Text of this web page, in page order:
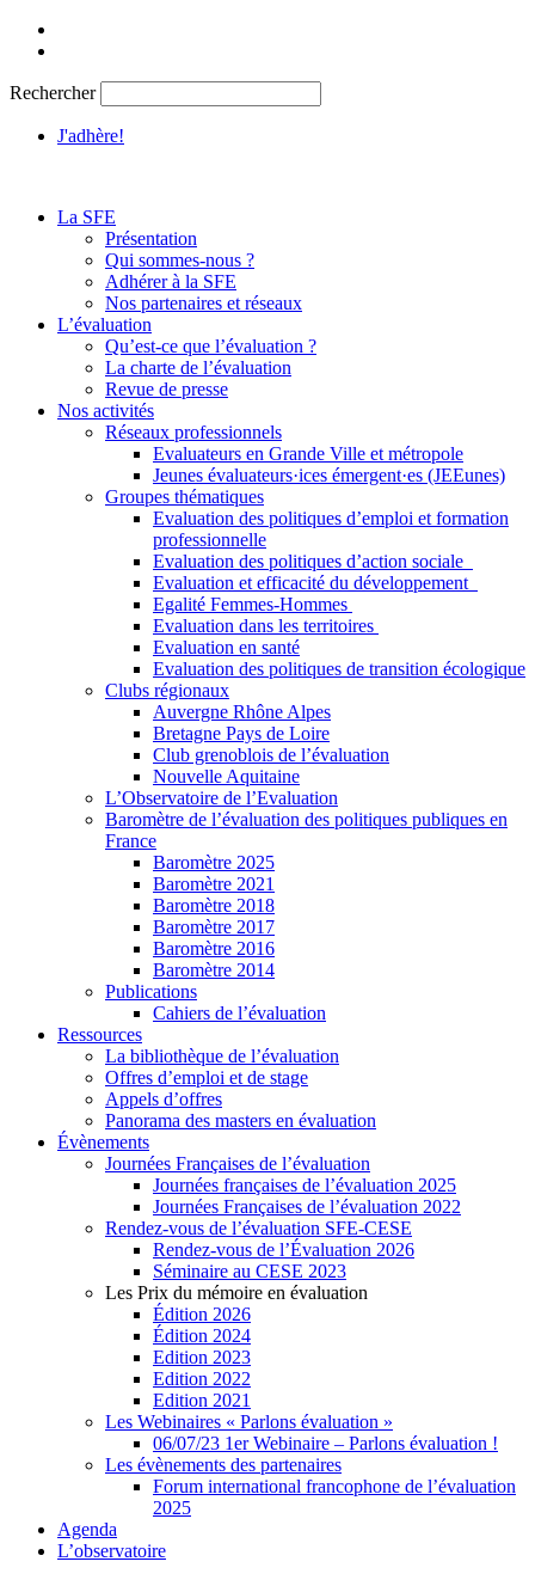
Aller
Rechercher
J'adhère!
La SFE
Présentation
Qui sommes-nous ?
Adhérer à la SFE
Nos partenaires et réseaux
L’évaluation
Qu’est-ce que l’évaluation ?
La charte de l’évaluation
Revue de presse
Nos activités
Réseaux professionnels
Evaluateurs en Grande Ville et métropole
Jeunes évaluateurs·ices émergent·es (JEEunes)
Groupes thématiques
Evaluation des politiques d’emploi et formation
professionnelle
Evaluation des politiques d’action sociale
Evaluation et efficacité du développement
Egalité Femmes-Hommes
Evaluation dans les territoires
Evaluation en santé
Evaluation des politiques de transition écologique
Clubs régionaux
Auvergne Rhône Alpes
Bretagne Pays de Loire
Club grenoblois de l’évaluation
Nouvelle Aquitaine
L’Observatoire de l’Evaluation
Baromètre de l’évaluation des politiques publiques en
France
Baromètre 2025
Baromètre 2021
Baromètre 2018
Baromètre 2017
Baromètre 2016
Baromètre 2014
Publications
Cahiers de l’évaluation
Ressources
La bibliothèque de l’évaluation
Offres d’emploi et de stage
Appels d’offres
Panorama des masters en évaluation
Évènements
Journées Françaises de l’évaluation
Journées françaises de l’évaluation 2025
Journées Françaises de l’évaluation 2022
Rendez-vous de l’évaluation SFE-CESE
Rendez-vous de l’Évaluation 2026
Séminaire au CESE 2023
Les Prix du mémoire en évaluation
Édition 2026
Édition 2024
Edition 2023
Edition 2022
Edition 2021
Les Webinaires « Parlons évaluation »
06/07/23 1er Webinaire – Parlons évaluation !
Les évènements des partenaires
Forum international francophone de l’évaluation
2025
Agenda
L’observatoire